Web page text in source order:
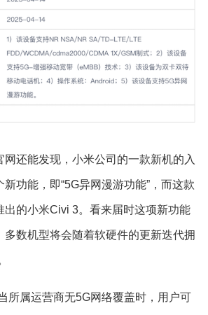
还能发现，小米公司的一款新机的入
功能，即“5G异网漫游功能”，而这款
出的小米Civi 3。看来届时这项新功能
多数机型将会随着软硬件的更新迭代拥
所属运营商无5G网络覆盖时，用户可